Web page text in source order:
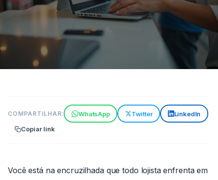
E-commerce vs. Loja Física:
qual o melhor para o seu
Por João
COMPARTILHAR: WhatsApp Twitter
LinkedIn
Copiar link
Você está na encruzilhada que todo lojista enfrenta em